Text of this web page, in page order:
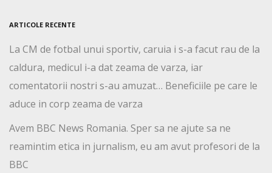
ARTICOLE RECENTE
La CM de fotbal unui sportiv, caruia i s-a facut rau de la
caldura, medicul i-a dat zeama de varza, iar
comentatorii nostri s-au amuzat… Beneficiile pe care le
aduce in corp zeama de varza
Avem BBC News Romania. Sper sa ne ajute sa ne
reamintim etica in jurnalism, eu am avut profesori de la
BBC